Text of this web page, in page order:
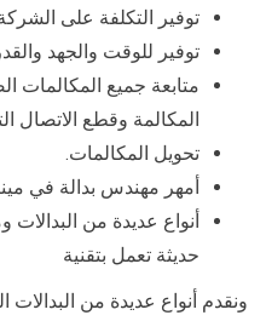
توفير التكلفة على
توفير للوقت والجهد
متابعة جميع المكالمات
المكالمة وقطع الاتصال
تحويل المكالمات.
أمهر مهندس بدالة في
أنواع عديدة من البدالات
حديثة تعمل بتقنية
ونقدم أنواع عديدة من البدالات